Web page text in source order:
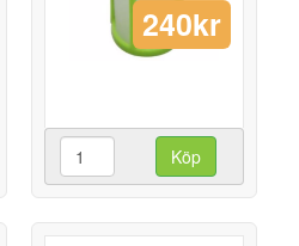
240kr
Köp